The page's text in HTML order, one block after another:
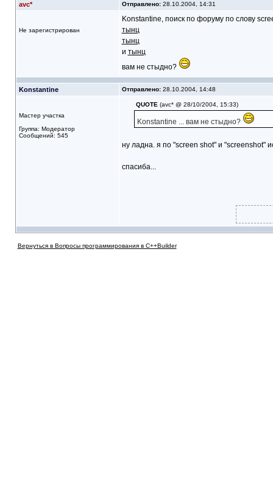
avc* Отправлено:28.10.2004, 14:31
Не зарегистрирован
Konstantine, поиск по форуму по слову
тынц
тынц
и тынц
вам не стыдно?
Konstantine Отправлено:28.10.2004, 14:48
Мастер участка
Группа: Модератор
Сообщений: 545
QUOTE (avc* @ 28/10/2004, 15:33)
Konstantine ... вам не стыдно?
ну ладна. я по "screen shot" и "screenshot"
спасиба...
Вернуться в Вопросы программирования в C++Builder